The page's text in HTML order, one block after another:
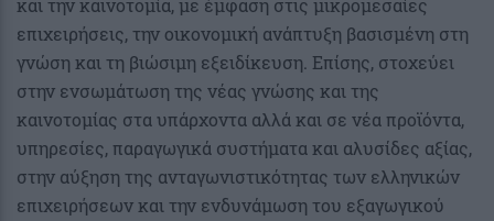
και την καινοτομία, με έμφαση στις μικρομεσαίες
επιχειρήσεις, την οικονομική ανάπτυξη βασισμένη στη
γνώση και τη βιώσιμη εξειδίκευση. Επίσης, στοχεύει
στην ενσωμάτωση της νέας γνώσης και της
καινοτομίας στα υπάρχοντα αλλά και σε νέα προϊόντα,
υπηρεσίες, παραγωγικά συστήματα και αλυσίδες αξίας,
στην αύξηση της ανταγωνιστικότητας των ελληνικών
επιχειρήσεων και την ενδυνάμωση του εξαγωγικού